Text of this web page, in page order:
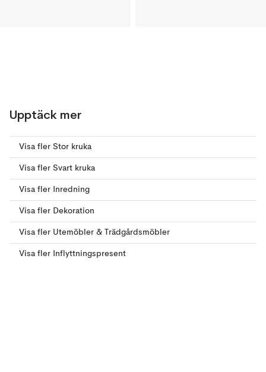
Upptäck mer
Visa fler Stor kruka
Visa fler Svart kruka
Visa fler Inredning
Visa fler Dekoration
Visa fler Utemöbler & Trädgårdsmöbler
Visa fler Inflyttningspresent